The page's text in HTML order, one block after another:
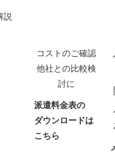
説
コストのご確認
他社との比較検
討に
派遣料金表の
ダウンロードは
こちら